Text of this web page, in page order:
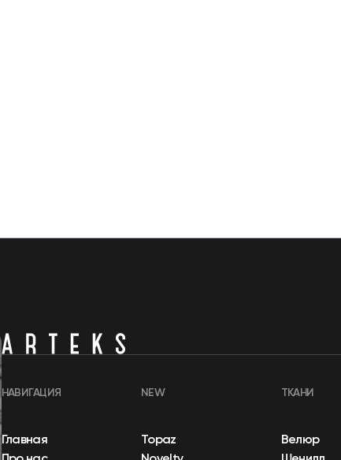
НАВИГАЦИЯ
Главная
NEW
Topaz
ТКАНИ
Велюр